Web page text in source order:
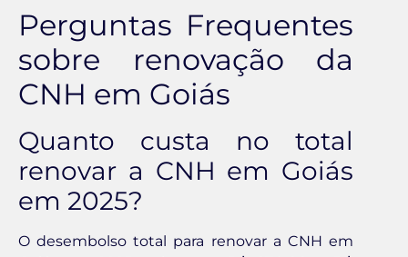
Perguntas Frequentes
sobre renovação da
CNH em Goiás
Quanto custa no total
renovar a CNH em Goiás
em 2025?
O desembolso total para renovar a CNH em